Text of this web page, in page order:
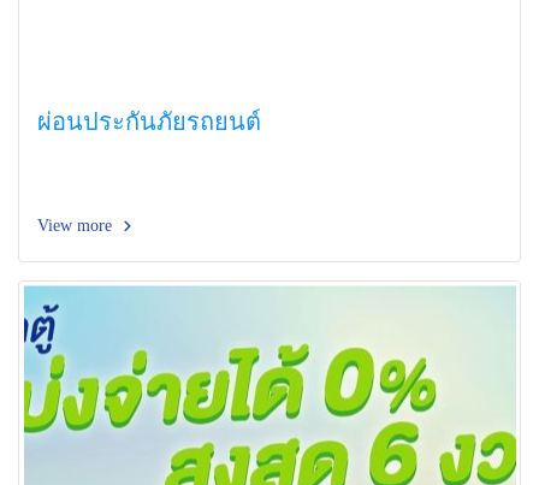
ผ่อนประกันภัยรถยนต์
View more